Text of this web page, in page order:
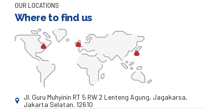
OUR LOCATIONS
Where to find us
Jl. Guru Muhyinin RT 5 RW 2 Lenteng Agung, Jagakarsa,
Jakarta Selatan. 12610